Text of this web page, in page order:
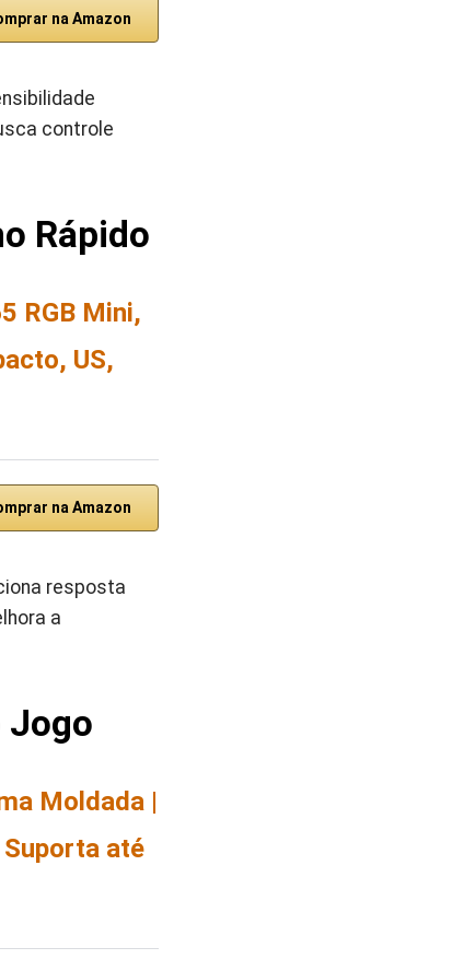
na Amazon
controle
Rápido
RGB Mini,
US,
na Amazon
resposta
a
Jogo
Moldada |
até